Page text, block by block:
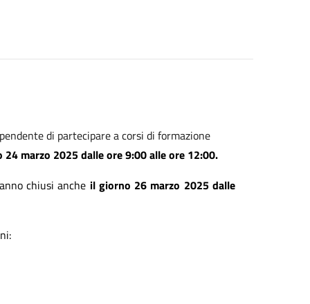
di partecipare a corsi di formazione
24 marzo 2025 dalle ore 9:00 alle ore 12:00.
chiusi anche il giorno 26 marzo 2025 dalle